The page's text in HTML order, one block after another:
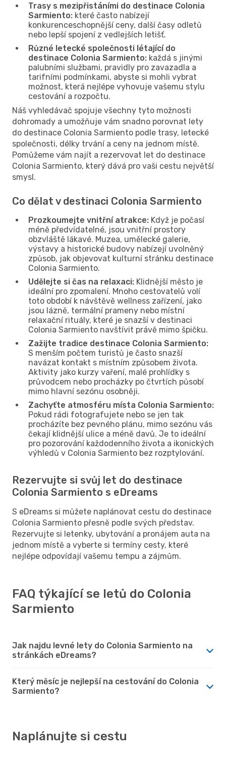
Trasy s mezipřistáními do destinace Colonia
Sarmiento: které často nabízejí
konkurenceschopnější ceny, další časy odletů
nebo lepší spojení z vedlejších letišť.
Různé letecké společnosti létající do
destinace Colonia Sarmiento: každá s jinými
palubními službami, pravidly pro zavazadla a
tarifními podmínkami, abyste si mohli vybrat
možnost, která nejlépe vyhovuje vašemu stylu
cestování a rozpočtu.
Náš vyhledávač spojuje všechny tyto možnosti
dohromady a umožňuje vám snadno porovnat lety
do destinace Colonia Sarmiento podle trasy, letecké
společnosti, délky trvání a ceny na jednom místě.
Pomůžeme vám najít a rezervovat let do destinace
Colonia Sarmiento, který dává pro vaši cestu největší
smysl.
Co dělat v destinaci Colonia Sarmiento
Prozkoumejte vnitřní atrakce: Když je počasí
méně předvídatelné, jsou vnitřní prostory
obzvláště lákavé. Muzea, umělecké galerie,
výstavy a historické budovy nabízejí uvolněný
způsob, jak objevovat kulturní stránku destinace
Colonia Sarmiento.
Udělejte si čas na relaxaci: Klidnější město je
ideální pro zpomalení. Mnoho cestovatelů volí
toto období k návštěvě wellness zařízení, jako
jsou lázně, termální prameny nebo místní
relaxační rituály, které je snazší v destinaci
Colonia Sarmiento navštívit právě mimo špičku.
Zažijte tradice destinace Colonia Sarmiento:
S menším počtem turistů je často snazší
navázat kontakt s místním způsobem života.
Aktivity jako kurzy vaření, malé prohlídky s
průvodcem nebo procházky po čtvrtích působí
mimo hlavní sezónu osobněji.
Zachyťte atmosféru místa Colonia Sarmiento:
Pokud rádi fotografujete nebo se jen tak
procházíte bez pevného plánu, mimo sezónu vás
čekají klidnější ulice a méně davů. Je to ideální
pro pozorování každodenního života a ikonických
výhledů v Colonia Sarmiento bez rozptylování.
Rezervujte si svůj let do destinace
Colonia Sarmiento s eDreams
S eDreams si můžete naplánovat cestu do destinace
Colonia Sarmiento přesně podle svých představ.
Rezervujte si letenky, ubytování a pronájem auta na
jednom místě a vyberte si termíny cesty, které
nejlépe odpovídají vašemu tempu a zájmům.
FAQ týkající se letů do Colonia
Sarmiento
Jak najdu levné lety do Colonia Sarmiento na
stránkách eDreams?
Který měsíc je nejlepší na cestování do Colonia
Sarmiento?
Naplánujte si cestu